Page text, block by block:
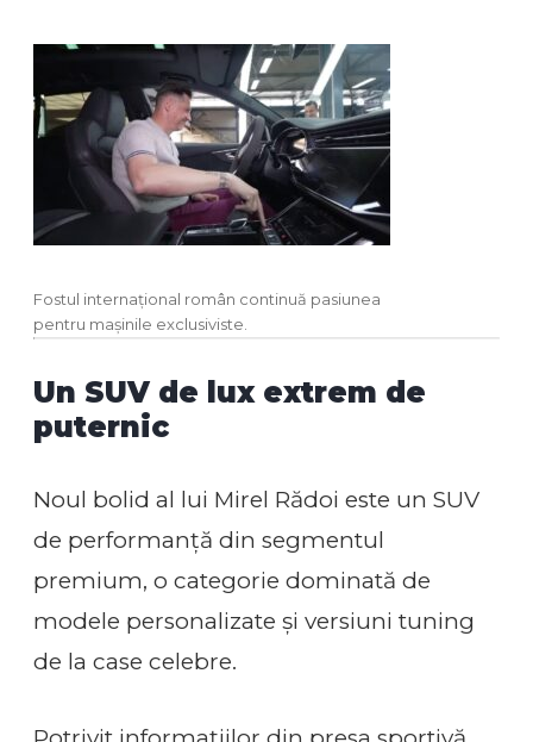
Fostul internațional român continuă pasiunea
pentru mașinile exclusiviste.
Un SUV de lux extrem de
puternic
Noul bolid al lui Mirel Rădoi este un SUV
de performanță din segmentul
premium, o categorie dominată de
modele personalizate și versiuni tuning
de la case celebre.